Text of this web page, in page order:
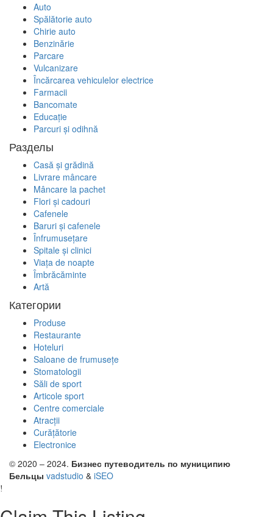
Auto
Spălătorie auto
Chirie auto
Benzinărie
Parcare
Vulcanizare
Încărcarea vehiculelor electrice
Farmacii
Bancomate
Educaţie
Parcuri și odihnă
Разделы
Casă și grădină
Livrare mâncare
Mâncare la pachet
Flori și cadouri
Cafenele
Baruri și cafenele
Înfrumusețare
Spitale și clinici
Viața de noapte
Îmbrăcăminte
Artă
Категории
Produse
Restaurante
Hoteluri
Saloane de frumusețe
Stomatologii
Săli de sport
Articole sport
Centre comerciale
Atracții
Curățătorie
Electronice
© 2020 – 2024. Бизнес путеводитель по муниципию
Бельцы vadstudio & iSEO